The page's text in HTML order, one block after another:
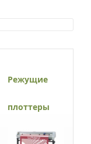
Режущие
плоттеры